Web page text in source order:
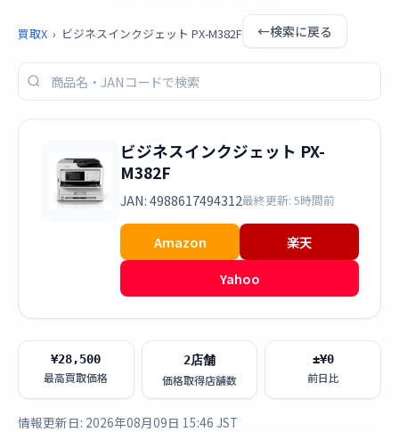
買取X › ビジネスインクジェット PX-M382F ←検索に戻る
ビジネスインクジェット PX-
M382F
JAN: 4988617494312最終更新: 5時間前
Amazon
楽天
Yahoo
¥28,500
最高買取価格
2店舗
価格取得店舗数
±¥0
前日比
情報更新日: 2026年08月09日 15:46 JST